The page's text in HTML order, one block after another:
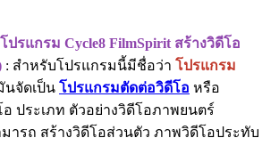
ปรแกรม Cycle8 FilmSpirit สร้างวิดีโอ
: สำหรับโปรแกรมนี้มีชื่อว่า โปรแกรม
นจัดเป็น โปรแกรมตัดต่อวิดีโอ หรือ
ประเภท ตัวอย่างวิดีโอภาพยนตร์
ารถ สร้างวิดีโอส่วนตัว ภาพวิดีโอประทับ